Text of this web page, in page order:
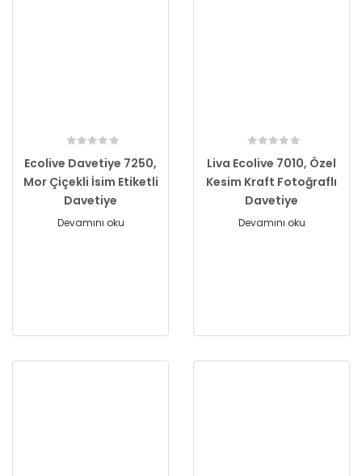
Ecolive Davetiye 7250,
Mor Çiçekli İsim Etiketli
Davetiye
Devamını oku
Liva Ecolive 7010, Özel
Kesim Kraft Fotoğraflı
Davetiye
Devamını oku